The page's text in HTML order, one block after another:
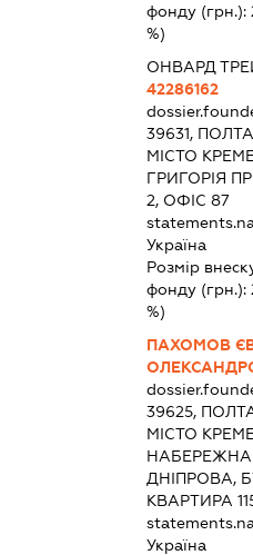
фонду (грн.):
%)
ОНВАРД
42286162
39631,
МІСТО
ГРИГОРІЯ
2, ОФІС 87
Україна
Розмір
фонду (грн.):
%)
ПАХОМОВ
39625,
МІСТО
ДНІПРОВА,
КВАРТИРА
Україна